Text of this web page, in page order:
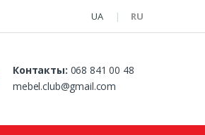
UA RU
Контакты: 068 841 00 48
mebel.club@gmail.com